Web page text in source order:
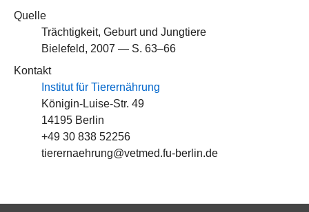
Quelle
Trächtigkeit, Geburt und Jungtiere
Bielefeld, 2007 — S. 63–66
Kontakt
Institut für Tierernährung
Königin-Luise-Str. 49
14195 Berlin
+49 30 838 52256
tierernaehrung@vetmed.fu-berlin.de